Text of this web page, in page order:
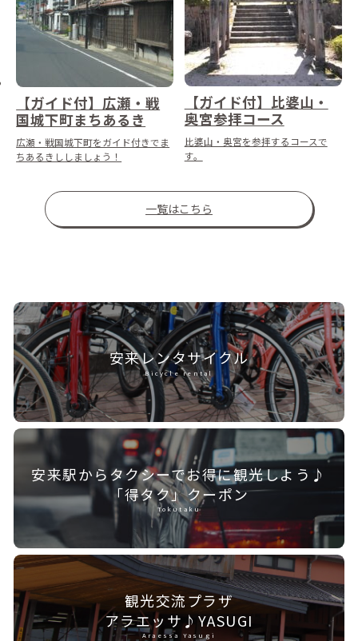
【ガイド付】広瀬・戦
国城下町まちあるき
広瀬・戦国城下町をガイド付きでま
ちあるきししましょう！
【ガイド付】比婆山・
奥宮参拝コース
比婆山・奥宮を参拝するコースで
す。
一覧はこちら
安来レンタサイクル
Bicycle rental
安来駅からタクシーでお得に観光しよう♪
「得タク」クーポン
Tokutaku
観光交流プラザ
アラエッサ♪YASUGI
Araessa Yasugi